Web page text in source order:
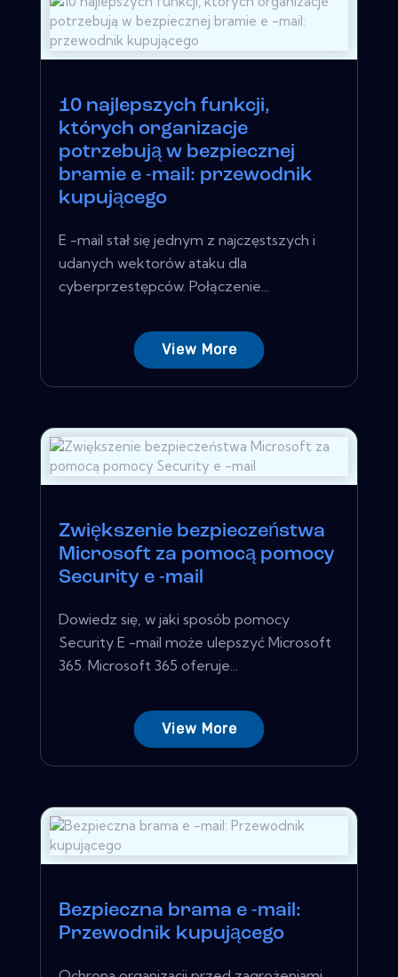
10 najlepszych funkcji,
których organizacje
potrzebują w bezpiecznej
bramie e -mail: przewodnik
kupującego
E -mail stał się jednym z najczęstszych i
udanych wektorów ataku dla
cyberprzestępców. Połączenie...
View More
Zwiększenie bezpieczeństwa
Microsoft za pomocą pomocy
Security e -mail
Dowiedz się, w jaki sposób pomocy
Security E -mail może ulepszyć Microsoft
365. Microsoft 365 oferuje...
View More
Bezpieczna brama e -mail:
Przewodnik kupującego